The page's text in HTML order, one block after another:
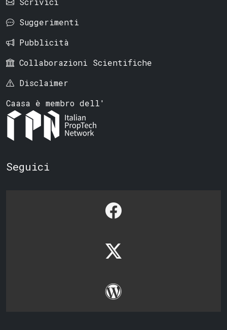
Suggerimenti
Pubblicità
Collaborazioni Scientifiche
Disclaimer
Caasa è membro dell'
Seguici